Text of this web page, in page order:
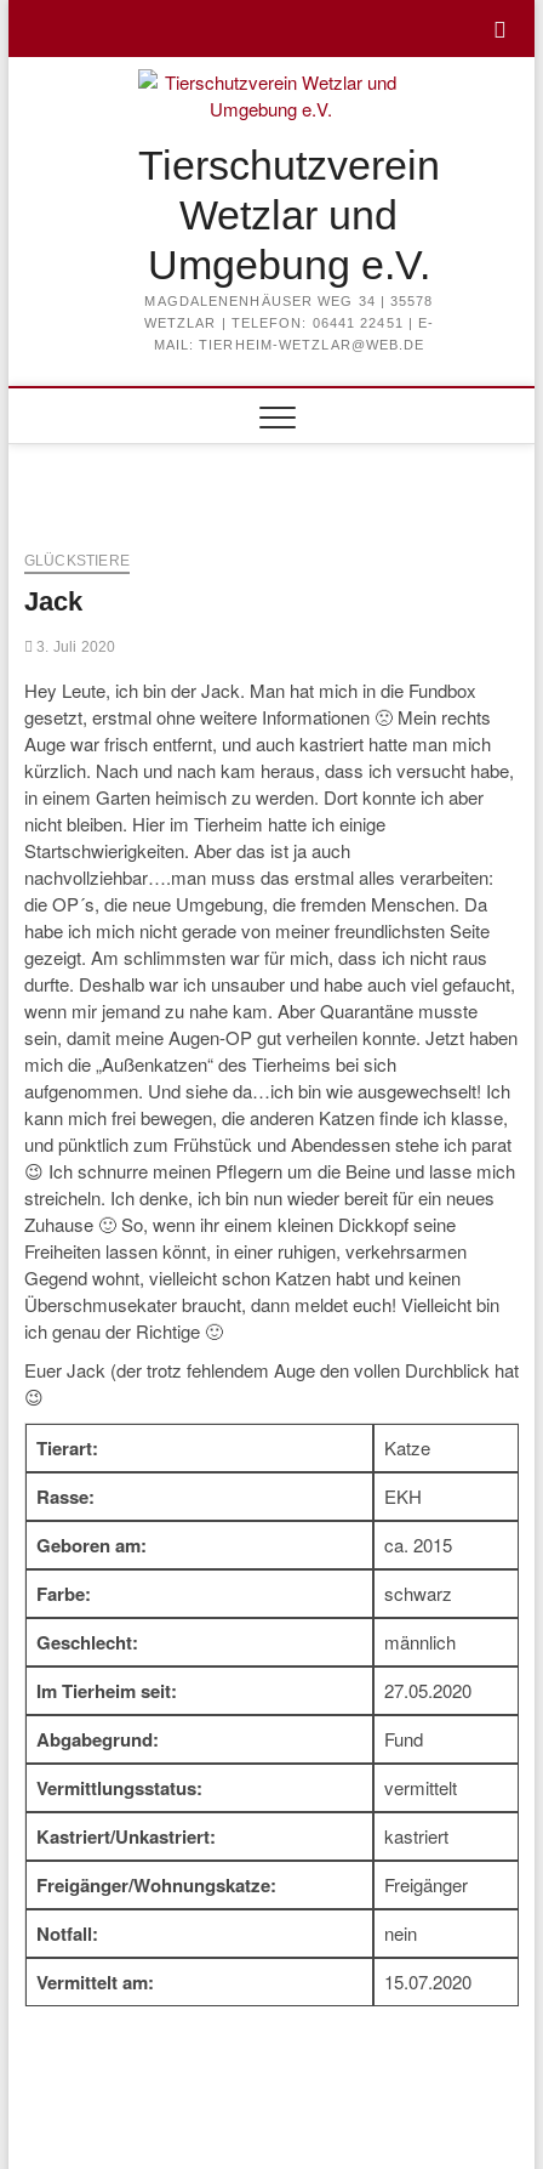
content
Tierschutzverein
Wetzlar und
Umgebung e.V.
MAGDALENENHÄUSER WEG 34 | 35578
WETZLAR | TELEFON: 06441 22451 | E-
MAIL: TIERHEIM-WETZLAR@WEB.DE
GLÜCKSTIERE
Jack
3. Juli 2020
Hey Leute, ich bin der Jack. Man hat mich in die Fundbox
gesetzt, erstmal ohne weitere Informationen 🙁 Mein rechts
Auge war frisch entfernt, und auch kastriert hatte man mich
kürzlich. Nach und nach kam heraus, dass ich versucht habe,
in einem Garten heimisch zu werden. Dort konnte ich aber
nicht bleiben. Hier im Tierheim hatte ich einige
Startschwierigkeiten. Aber das ist ja auch
nachvollziehbar….man muss das erstmal alles verarbeiten:
die OP´s, die neue Umgebung, die fremden Menschen. Da
habe ich mich nicht gerade von meiner freundlichsten Seite
gezeigt. Am schlimmsten war für mich, dass ich nicht raus
durfte. Deshalb war ich unsauber und habe auch viel gefaucht,
wenn mir jemand zu nahe kam. Aber Quarantäne musste
sein, damit meine Augen-OP gut verheilen konnte. Jetzt haben
mich die „Außenkatzen“ des Tierheims bei sich
aufgenommen. Und siehe da…ich bin wie ausgewechselt! Ich
kann mich frei bewegen, die anderen Katzen finde ich klasse,
und pünktlich zum Frühstück und Abendessen stehe ich parat
😉 Ich schnurre meinen Pflegern um die Beine und lasse mich
streicheln. Ich denke, ich bin nun wieder bereit für ein neues
Zuhause 🙂 So, wenn ihr einem kleinen Dickkopf seine
Freiheiten lassen könnt, in einer ruhigen, verkehrsarmen
Gegend wohnt, vielleicht schon Katzen habt und keinen
Überschmusekater braucht, dann meldet euch! Vielleicht bin
ich genau der Richtige 🙂
Euer Jack (der trotz fehlendem Auge den vollen Durchblick hat
😉
Tierart: Katze
Rasse: EKH
Geboren am: ca. 2015
Farbe: schwarz
Geschlecht: männlich
Im Tierheim seit: 27.05.2020
Abgabegrund: Fund
Vermittlungsstatus: vermittelt
Kastriert/Unkastriert: kastriert
Freigänger/Wohnungskatze: Freigänger
Notfall: nein
Vermittelt am: 15.07.2020